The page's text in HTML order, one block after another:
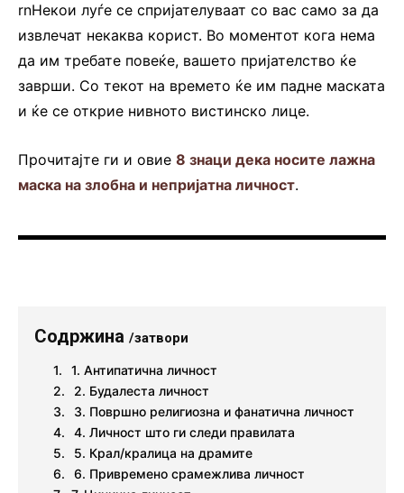
rnНекои луѓе се спријателуваат со вас само за да
извлечат некаква корист. Во моментот кога нема
да им требате повеќе, вашето пријателство ќе
заврши. Со текот на времето ќе им падне маската
и ќе се открие нивното вистинско лице.
Прочитајте ги и овие 8 знаци дека носите лажна
маска на злобна и непријатна личност.
Содржина /затвори
1. Антипатична личност
2. Будалеста личност
3. Површно религиозна и фанатична личност
4. Личност што ги следи правилата
5. Крал/кралица на драмите
6. Привремено срамежлива личност